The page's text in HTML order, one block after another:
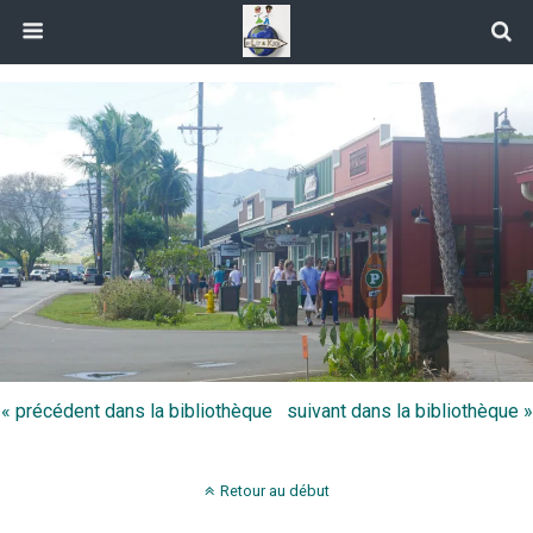
« précédent dans la bibliothèque suivant dans la bibliothèque »
Retour au début